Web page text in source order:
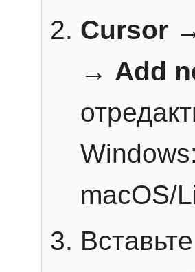
Cursor
→ Add
Windows:
macOS/